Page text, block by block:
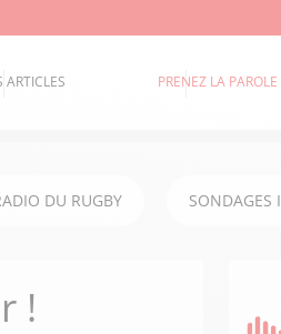
ARTICLES PRENEZ LA PAROLE
DU RUGBY SONDAGES
!